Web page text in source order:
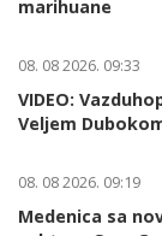
marihuane
08. 08 2026. 09:33
VIDEO:
Veljem
08. 08 2026. 09:19
Medenica sa